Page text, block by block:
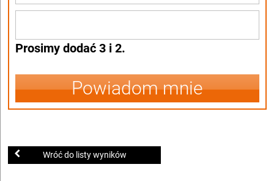
Prosimy dodać 3 i 2.
Powiadom mnie
Wróć do listy wyników